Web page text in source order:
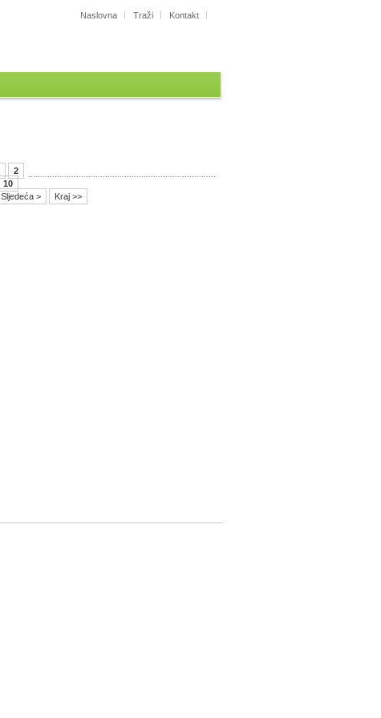
Naslovna Traži Kontakt
2
10
Sljedeća >
Kraj >>